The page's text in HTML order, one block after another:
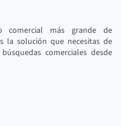
comercial más grande de
la solución que necesitas de
comerciales desde